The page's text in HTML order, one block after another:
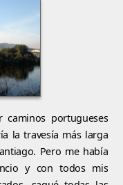
portugueses
la travesía más larga
Pero me había
y con todos mis